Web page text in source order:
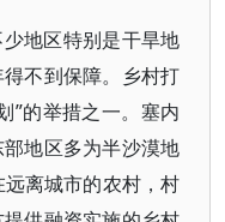
地区特别是干旱地
不到保障。乡村打
”的举措之一。塞内
地区多为半沙漠地
离城市的农村，村